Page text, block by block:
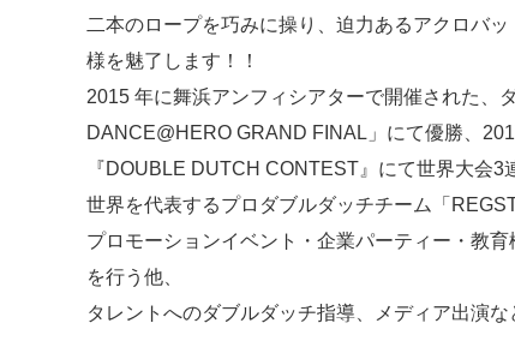
二本のロープを巧みに操り、迫力あるアクロバ
様を魅了します！！
2015 年に舞浜アンフィシアターで開催された、
DANCE@HERO GRAND FINAL」にて優勝、
『DOUBLE DUTCH CONTEST』にて世界大会3
世界を代表するプロダブルダッチチーム「
プロモーションイベント・企業パーティー・教
を行う他、
タレントへのダブルダッチ指導、メディア出演な